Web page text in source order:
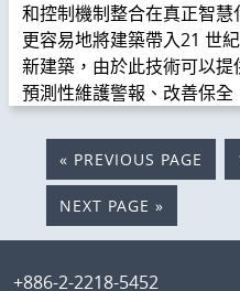
和控制機制整合在真正智
更容易地將建築帶入21 世
新建築，由於此技術可以提
預測性維護警報、改善保全
« GO
TO
PREVIOUS PAGE
GO
TO
NEXT PAGE »
+886-2-2218-5452